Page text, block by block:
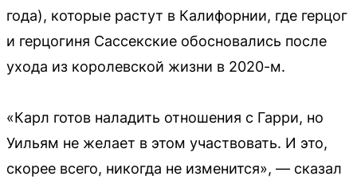
года), которые растут в Калифорнии, где герцог
и герцогиня Сассекские обосновались после
ухода из королевской жизни в 2020-м.
«Карл готов наладить отношения с Гарри, но
Уильям не желает в этом участвовать. И это,
скорее всего, никогда не изменится», — сказал